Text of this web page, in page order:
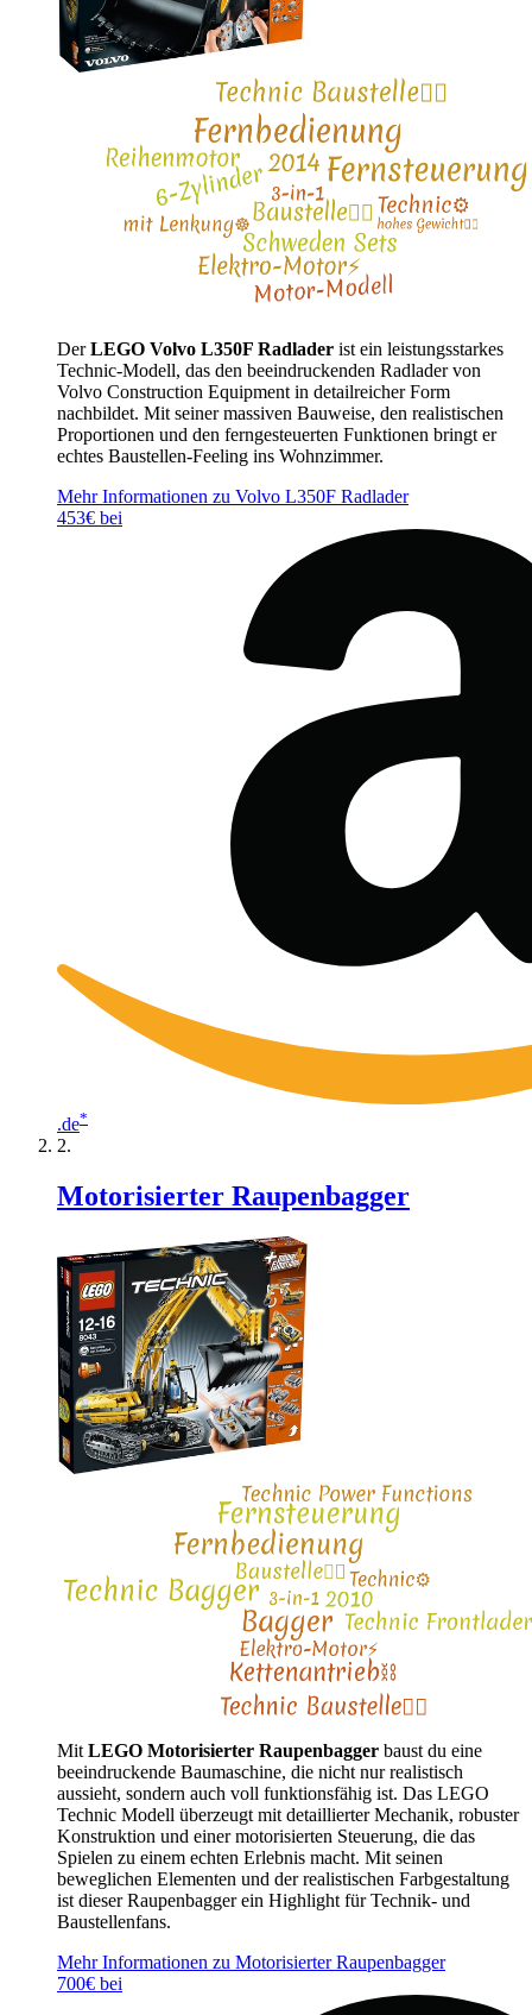
DerLEGO Volvo L350F Radlader ist ein leistungsstarkes
Technic-Modell, das den beeindruckenden Radlader von
Volvo Construction Equipment in detailreicher Form
nachbildet. Mit seiner massiven Bauweise, den realistischen
Proportionen und den ferngesteuerten Funktionen bringt er
echtes Baustellen-Feeling ins Wohnzimmer.
Mehr Informationen zu Volvo L350F Radlader
453€ bei
.de*
Motorisierter Raupenbagger
Mit LEGO Motorisierter Raupenbagger baust du eine
beeindruckende Baumaschine, die nicht nur realistisch
aussieht, sondern auch voll funktionsfähig ist. Das LEGO
Technic Modell überzeugt mit detaillierter Mechanik, robuster
Konstruktion und einer motorisierten Steuerung, die das
Spielen zu einem echten Erlebnis macht. Mit seinen
beweglichen Elementen und der realistischen Farbgestaltung
ist dieser Raupenbagger ein Highlight für Technik- und
Baustellenfans.
Mehr Informationen zu Motorisierter Raupenbagger
700€ bei